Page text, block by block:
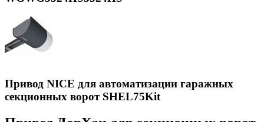
Привод NICE для автоматизации гаражных
секционных ворот SHEL75Kit